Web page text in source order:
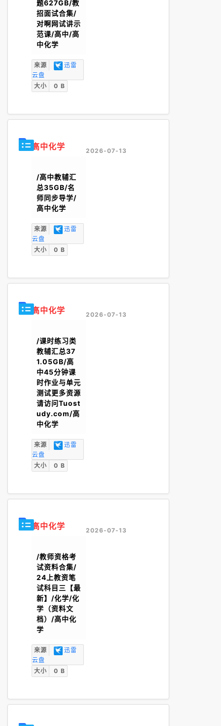
题627GB/教
招面试合集/
对啊网试讲示
范课/高中/高
中化学
来源
迅雷
云盘
大小
0 B
高中化学
/高中教辅汇
总35GB/名
师同步导学/
高中化学
来源
迅雷
云盘
大小
0 B
2026-07-13
高中化学
/课时练习类
教辅汇总37
1.05GB/高
中45分钟课
时作业与单元
测试更多资源
请访问Tuost
udy.com/高
中化学
来源
迅雷
云盘
大小
0 B
2026-07-13
高中化学
/教师资格考
试资料合集/
24上教资笔
试科目三【最
新】/化学/化
学（资料文
档）/高中化
学
来源
迅雷
云盘
大小
0 B
2026-07-13